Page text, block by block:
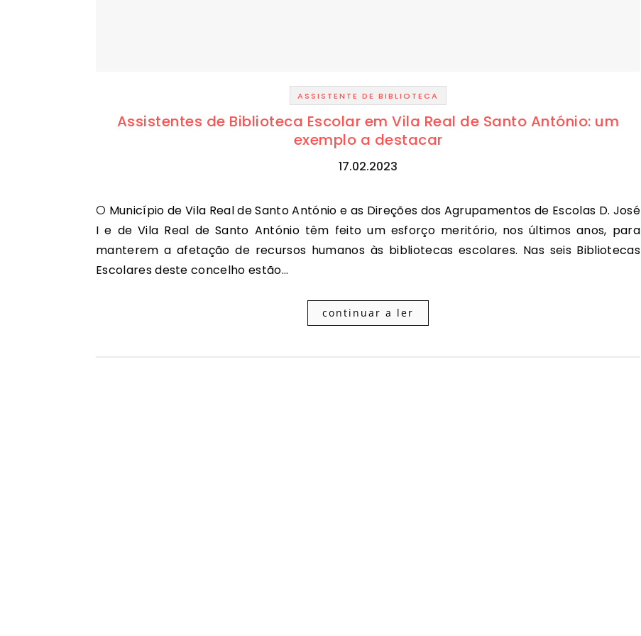
ASSISTENTE DE BIBLIOTECA
Assistentes de Biblioteca Escolar em Vila Real de Santo António: um
exemplo a destacar
17.02.2023
O Município de Vila Real de Santo António e as Direções dos Agrupamentos de Escolas D. José
I e de Vila Real de Santo António têm feito um esforço meritório, nos últimos anos, para
manterem a afetação de recursos humanos às bibliotecas escolares. Nas seis Bibliotecas
Escolares deste concelho estão…
continuar a ler